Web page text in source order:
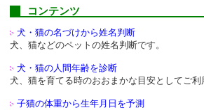
コンテンツ
犬・猫の名づけから姓名判断
犬、猫などのペットの姓名判断です。
犬・猫の人間年齢を診断
犬、猫を育てる時のおおまかな目安としてご利
子猫の体重から生年月日を予測